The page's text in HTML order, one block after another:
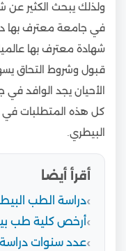
ولذلك يبحث الكثير عن
في جامعة معترف بها
شهادة معترف بها
قبول وشروط التحاق
الأحيان يجد الوافد
كل هذه المتطلبات في
البيطري.
أقرأ أيضا
دراسة الطب
أرخص كلية طب
عدد سنوات